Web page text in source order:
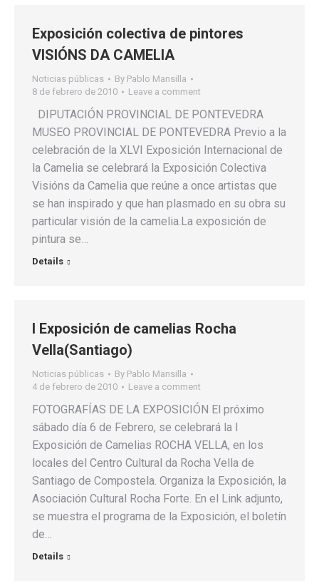
Exposición colectiva de pintores
VISIÓNS DA CAMELIA
Noticias públicas By Pablo Mansilla
8 de febrero de 2010
Leave a comment
DIPUTACIÓN PROVINCIAL DE PONTEVEDRA
MUSEO PROVINCIAL DE PONTEVEDRA Previo a la
celebración de la XLVI Exposición Internacional de
la Camelia se celebrará la Exposición Colectiva
Visións da Camelia que reúne a once artistas que
se han inspirado y que han plasmado en su obra su
particular visión de la camelia.La exposición de
pintura se…
Details
I Exposición de camelias Rocha
Vella(Santiago)
Noticias públicas By Pablo Mansilla
4 de febrero de 2010
Leave a comment
FOTOGRAFÍAS DE LA EXPOSICIÓN El próximo
sábado día 6 de Febrero, se celebrará la I
Exposición de Camelias ROCHA VELLA, en los
locales del Centro Cultural da Rocha Vella de
Santiago de Compostela. Organiza la Exposición, la
Asociación Cultural Rocha Forte. En el Link adjunto,
se muestra el programa de la Exposición, el boletín
de…
Details